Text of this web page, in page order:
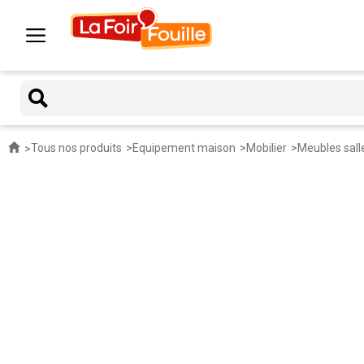
Tous nos produits Equipement maison Mobilier Meubles